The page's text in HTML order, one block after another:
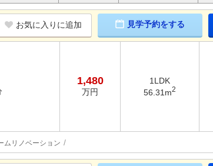
お気に入りに追加 見学予約をする
1,480
万円
1LDK
56.31m2
ムリノベーション